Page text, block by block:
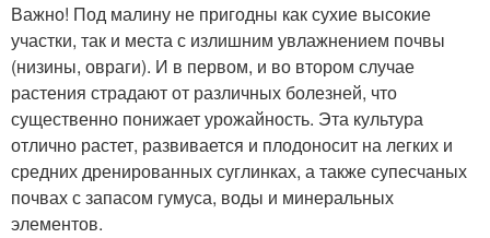
Важно! Под малину не пригодны как сухие высокие
участки, так и места с излишним увлажнением почвы
(низины, овраги). И в первом, и во втором случае
растения страдают от различных болезней, что
существенно понижает урожайность. Эта культура
отлично растет, развивается и плодоносит на легких и
средних дренированных суглинках, а также супесчаных
почвах с запасом гумуса, воды и минеральных
элементов.